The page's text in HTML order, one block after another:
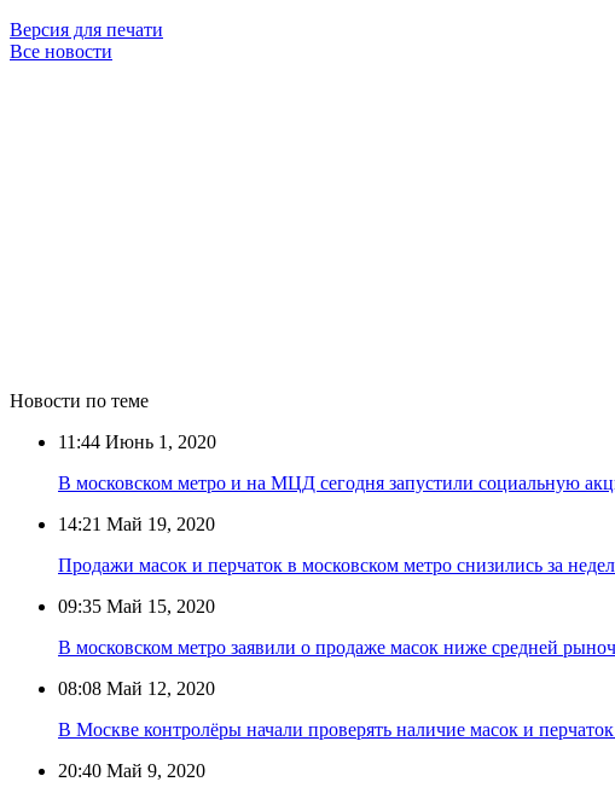
Версия для печати
Все новости
Новости по теме
11:44 Июнь 1, 2020
В московском метро и на МЦД сегодня запустили социальную
14:21 Май 19, 2020
Продажи масок и перчаток в московском метро снизились за
09:35 Май 15, 2020
В московском метро заявили о продаже масок ниже средней
08:08 Май 12, 2020
В Москве контролёры начали проверять наличие масок и
20:40 Май 9, 2020